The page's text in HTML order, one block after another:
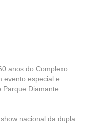
anos do Complexo
evento especial e
Diamante
nacional da dupla